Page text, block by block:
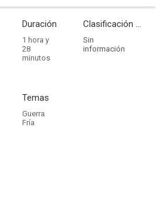
Duración
1 hora y
28
minutos
Clasificación por edades
Sin
información
Temas
Guerra
Fría